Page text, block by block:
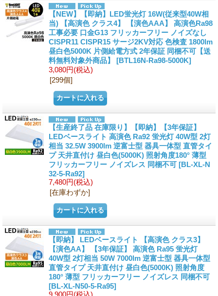
【NEW】【即納】LED蛍光灯 16W(従来型40W相
当) 【高演色 クラス4】 【演色AAA】 高演色Ra98
工事必要 口金G13 フリッカーフリー ノイズなし
CISPR11 CISPR15 サージ2KV対応 色検査 1800lm
昼白色5000K 片側給電方式 2年保証 同梱不可【送
料無料対象外商品】 [BTL16N-Ra98-5000K]
3,080円(税込)
[299個]
【生産終了品 在庫限り】【即納】【3年保証】
LEDベースライト 高演色 Ra92 蛍光灯 40W型 2灯
相当 32.5W 3900lm 逆富士型 器具一体型 直管タイ
プ 天井直付け 昼白色(5000K) 照射角度180° 薄型
フリッカーフリー ノイズレス 同梱不可 [BL-XL-N
32-5-Ra92]
7,480円(税込)
[在庫わずか]
【即納】 LEDベースライト 【高演色 クラス3】
【演色AA】 【3年保証】 高演色 Ra95 蛍光灯
40W型 2灯相当 50W 7000lm 逆富士型 器具一体型
直管タイプ 天井直付け 昼白色(5000K) 照射角度
180° 薄型 フリッカーフリー ノイズレス 同梱不可
[BL-XL-N50-5-Ra95]
9,900円(税込)